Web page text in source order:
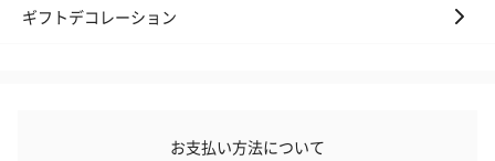
ギフトデコレーション
お支払い方法について